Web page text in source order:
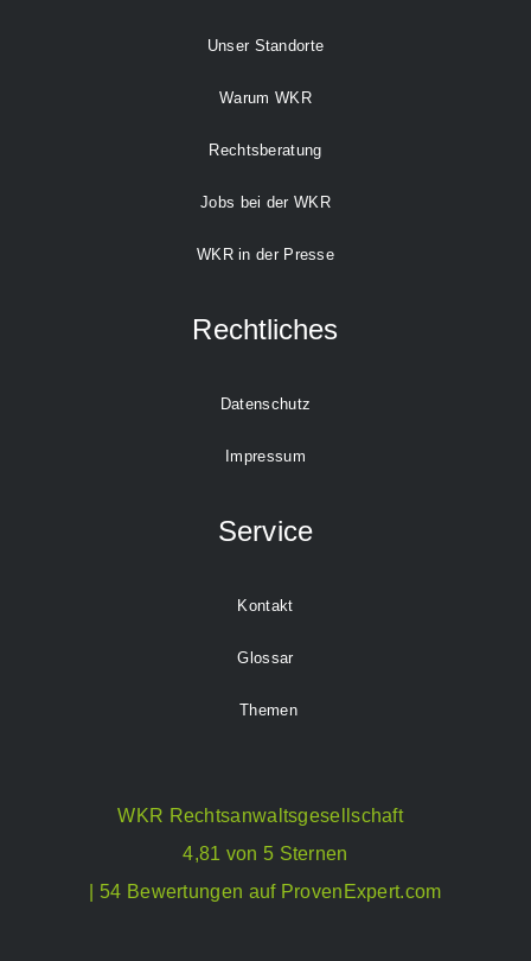
Unser Standorte
Warum WKR
Rechtsberatung
Jobs bei der WKR
WKR in der Presse
Rechtliches
Datenschutz
Impressum
Service
Kontakt
Glossar
Themen
WKR Rechtsanwaltsgesellschaft
4,81 von 5 Sternen
| 54 Bewertungen auf ProvenExpert.com